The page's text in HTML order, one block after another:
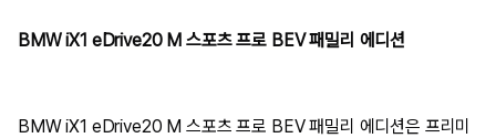
BMW iX1 eDrive20 M 스포츠 프로 BEV 패밀리 에디션
BMW iX1 eDrive20 M 스포츠 프로 BEV 패밀리 에디션은 프리미